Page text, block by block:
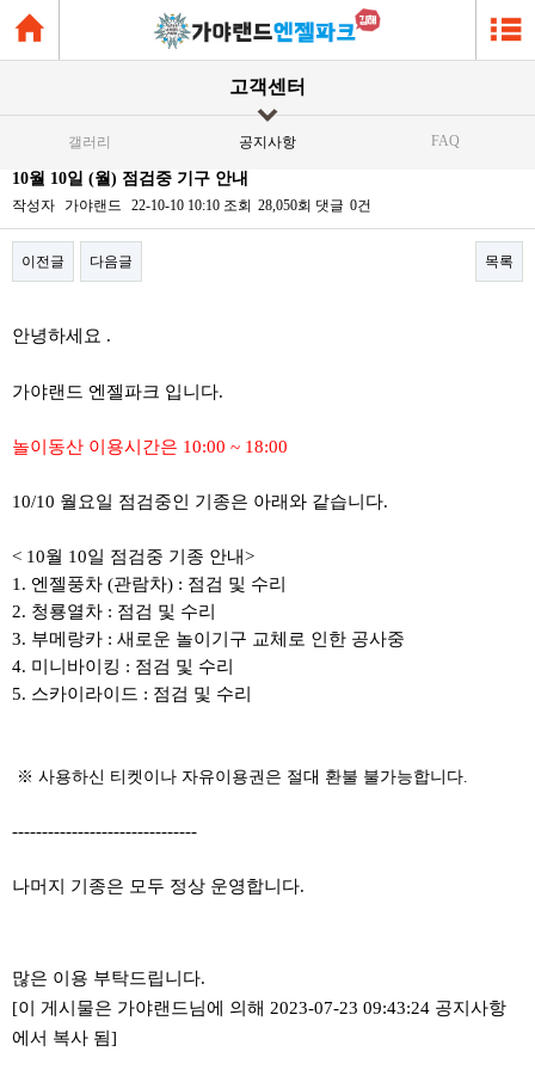
고객센터
갤러리 공지사항 FAQ
10월 10일 (월) 점검중 기구 안내
작성자 가야랜드 22-10-10 10:10 조회 28,050회 댓글 0건
이전글 다음글 목록
안녕하세요 .
가야랜드 엔젤파크 입니다.
놀이동산 이용시간은 10:00 ~ 18:00
10/10 월요일 점검중인 기종은 아래와 같습니다.
< 10월 10일 점검중 기종 안내>
1. 엔젤풍차 (관람차) : 점검 및 수리
2. 청룡열차 : 점검 및 수리
3. 부메랑카 : 새로운 놀이기구 교체로 인한 공사중
4. 미니바이킹 : 점검 및 수리
5. 스카이라이드 : 점검 및 수리
​ ​※ 사용하신 티켓이나 자유이용권은 절대 환불 불가능합니다.
-------------------------------
나머지 기종은 모두 정상 운영합니다.
많은 이용 부탁드립니다.
[이 게시물은 가야랜드님에 의해 2023-07-23 09:43:24 공지사항
에서 복사 됨]